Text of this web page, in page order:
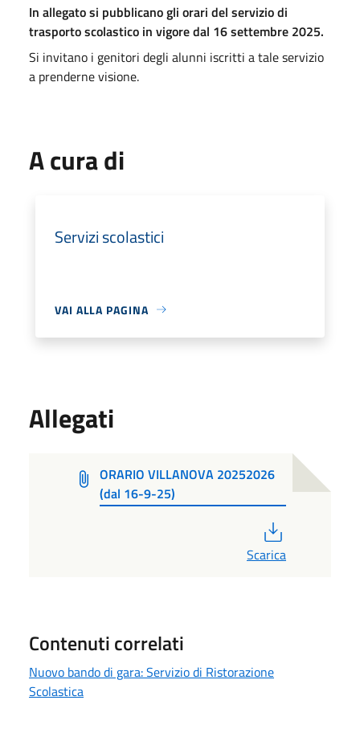
In allegato si pubblicano gli orari del servizio di
trasporto scolastico in vigore dal 16 settembre 2025.
Si invitano i genitori degli alunni iscritti a tale servizio
a prenderne visione.
A cura di
Servizi scolastici
VAI ALLA PAGINA
Allegati
ORARIO VILLANOVA 20252026
(dal 16-9-25)
Scarica
Contenuti correlati
Nuovo bando di gara: Servizio di Ristorazione
Scolastica